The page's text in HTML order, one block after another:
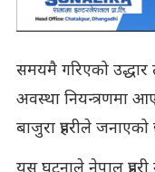
समयमै गरिएको
अवस्था नियन्त्रणमा
बाजुरा प्रहरीले जनाएको